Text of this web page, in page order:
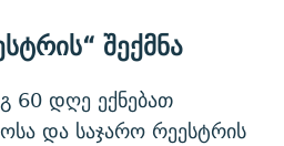
შექმნა
60 დღე ექნებათ
და საჯარო რეესტრის